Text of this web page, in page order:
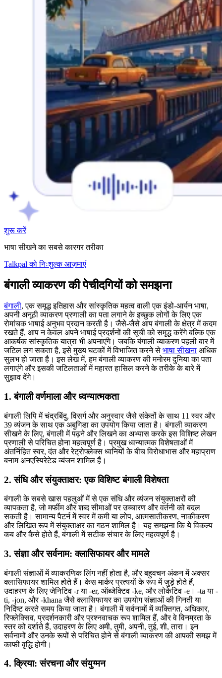
शुरू करें
भाषा सीखने का सबसे कारगर तरीका
Talkpal को निःशुल्क आज़माएं
बंगाली व्याकरण की पेचीदगियों को समझना
बंगाली, एक समृद्ध इतिहास और सांस्कृतिक महत्व वाली एक इंडो-आर्यन भाषा,
अपनी अनूठी व्याकरण प्रणाली का पता लगाने के इच्छुक लोगों के लिए एक
रोमांचक भाषाई अनुभव प्रदान करती है। जैसे-जैसे आप बंगाली के क्षेत्र में कदम
रखते हैं, आप न केवल अपने भाषाई प्रदर्शनों की सूची को समृद्ध करेंगे बल्कि एक
आकर्षक सांस्कृतिक यात्रा भी अपनाएंगे। जबकि बंगाली व्याकरण पहली बार में
जटिल लग सकता है, इसे मुख्य घटकों में विभाजित करने से भाषा सीखना अधिक
सुलभ हो जाता है। इस लेख में, हम बंगाली व्याकरण की मनोरम दुनिया का पता
लगाएंगे और इसकी जटिलताओं में महारत हासिल करने के तरीके के बारे में
सुझाव देंगे।
1. बंगाली वर्णमाला और ध्वन्यात्मकता
बंगाली लिपि में चंद्रबिंदु, विसर्ग और अनुस्वार जैसे संकेतों के साथ 11 स्वर और
39 व्यंजन के साथ एक अबुगिडा का उपयोग किया जाता है। बंगाली व्याकरण
सीखने के लिए, बंगाली में पढ़ने और लिखने का अभ्यास करके इस विशिष्ट लेखन
प्रणाली से परिचित होना महत्वपूर्ण है। प्रमुख ध्वन्यात्मक विशेषताओं में
अंतर्निहित स्वर, दंत और रेट्रोफ्लेक्स ध्वनियों के बीच विरोधाभास और महाप्राण
बनाम अनएस्पिरेटेड व्यंजन शामिल हैं।
2. संधि और संयुक्ताक्षर: एक विशिष्ट बंगाली विशेषता
बंगाली के सबसे खास पहलुओं में से एक संधि और व्यंजन संयुक्ताक्षरों की
व्यापकता है, जो मर्फीम और शब्द सीमाओं पर उच्चारण और वर्तनी को बदल
सकती है। सामान्य पैटर्न में स्वर में कमी या लोप, आत्मसातीकरण, नाकीकरण
और लिखित रूप में संयुक्ताक्षर का गठन शामिल है। यह समझना कि ये विकल्प
कब और कैसे होते हैं, बंगाली में सटीक संचार के लिए महत्वपूर्ण है।
3. संज्ञा और सर्वनाम: क्लासिफायर और मामले
बंगाली संज्ञाओं में व्याकरणिक लिंग नहीं होता है, और बहुवचन अंकन में अक्सर
क्लासिफायर शामिल होते हैं। केस मार्कर प्रत्ययों के रूप में जुड़े होते हैं,
उदाहरण के लिए जेनिटिव -r या -er, ऑब्जेक्टिव -ke, और लोकेटिव -e। -ta या -
ti, -jon, और -khana जैसे क्लासिफायर का उपयोग संज्ञाओं की गिनती या
निर्दिष्ट करते समय किया जाता है। बंगाली में सर्वनामों में व्यक्तिगत, अधिकार,
रिफ्लेक्सिव, प्रदर्शनकारी और प्रश्नवाचक रूप शामिल हैं, और वे विनम्रता के
स्तर को दर्शाते हैं, उदाहरण के लिए अमी, तुमी, अपनी, तुई, शी, तारा। इन
सर्वनामों और उनके रूपों से परिचित होने से बंगाली व्याकरण की आपकी समझ में
काफी वृद्धि होगी।
4. क्रिया: संरचना और संयुग्मन